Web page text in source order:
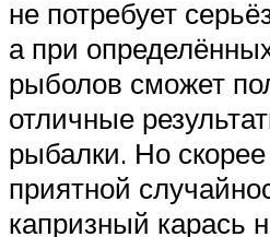
не потребует
а при
рыболов сможет
отличные
рыбалки. Но скорее
приятной
капризный карась